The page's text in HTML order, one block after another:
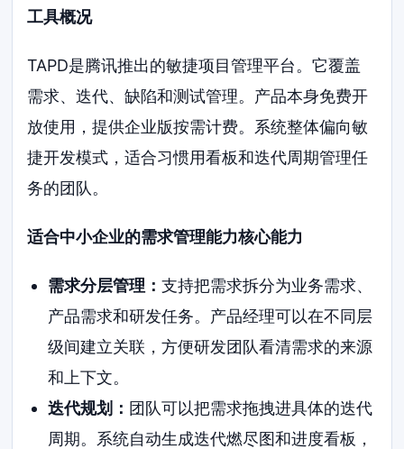
工具概况
TAPD是腾讯推出的敏捷项目管理平台。它覆盖
需求、迭代、缺陷和测试管理。产品本身免费开
放使用，提供企业版按需计费。系统整体偏向敏
捷开发模式，适合习惯用看板和迭代周期管理任
务的团队。
适合中小企业的需求管理能力核心能力
需求分层管理： 支持把需求拆分为业务需求、
产品需求和研发任务。产品经理可以在不同层
级间建立关联，方便研发团队看清需求的来源
和上下文。
迭代规划： 团队可以把需求拖拽进具体的迭代
周期。系统自动生成迭代燃尽图和进度看板，